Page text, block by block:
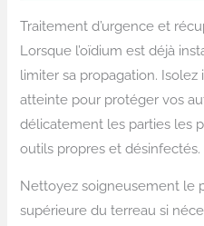
Traitement d’urgence et
Lorsque l’oïdium est déjà
limiter sa propagation.
atteinte pour protéger vos
délicatement les parties les
outils propres et désinfectés.
Nettoyez soigneusement le
supérieure du terreau si